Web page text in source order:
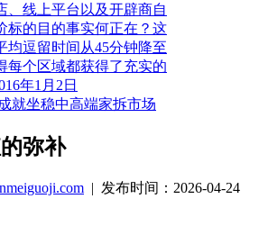
、线上平台以及开辟商自
标的目的事实何正在？这
均逗留时间从45分钟降至
每个区域都获得了充实的
年1月2日
就坐稳中高端家拆市场
弥补
| 发布时间：2026-04-24